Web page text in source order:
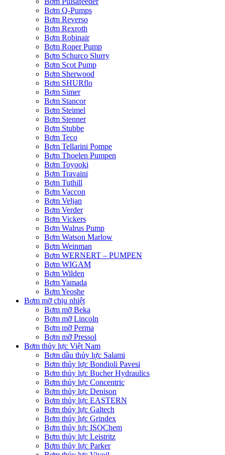
Bơm Q-Pumps
Bơm Reverso
Bơm Rexroth
Bơm Robinair
Bơm Roper Pump
Bơm Schurco Slurry
Bơm Scot Pump
Bơm Sherwood
Bơm SHURflo
Bơm Simer
Bơm Stancor
Bơm Steimel
Bơm Stenner
Bơm Stubbe
Bơm Teco
Bơm Tellarini Pompe
Bơm Thoelen Pumpen
Bơm Toyooki
Bơm Travaini
Bơm Tuthill
Bơm Vaccon
Bơm Veljan
Bơm Verder
Bơm Vickers
Bơm Walrus Pump
Bơm Watson Marlow
Bơm Weinman
Bơm WERNERT – PUMPEN
Bơm WIGAM
Bơm Wilden
Bơm Yamada
Bơm Yeoshe
Bơm mỡ chịu nhiệt
Bơm mỡ Beka
Bơm mỡ Lincoln
Bơm mỡ Perma
Bơm mỡ Pressol
Bơm thủy lực Việt Nam
Bơm dầu thủy lực Salami
Bơm thủy lực Bondioli Pavesi
Bơm thủy lực Bucher Hydraulics
Bơm thủy lực Concentric
Bơm thủy lực Denison
Bơm thủy lực EASTERN
Bơm thủy lực Galtech
Bơm thủy lực Grindex
Bơm thủy lực ISOChem
Bơm thủy lực Leistritz
Bơm thủy lực Parker